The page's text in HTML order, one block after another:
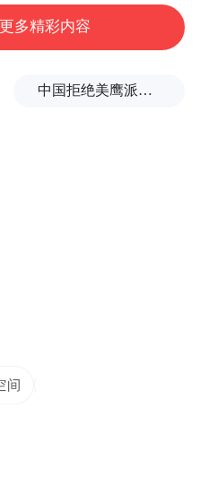
型与燃油版基本一
来表明其新能源身
多精彩内容
中国拒绝美鹰派副防长访华？弦外之音被热议